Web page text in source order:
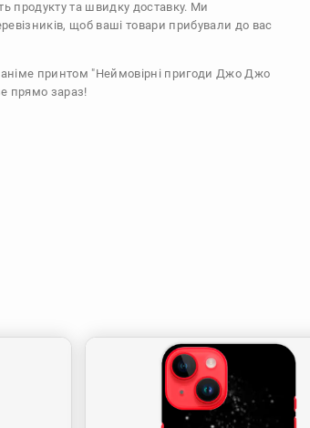
продукту та швидку доставку. Ми
щоб ваші товари прибували до вас
аніме принтом "Неймовірні пригоди Джо Джо
прямо зараз!